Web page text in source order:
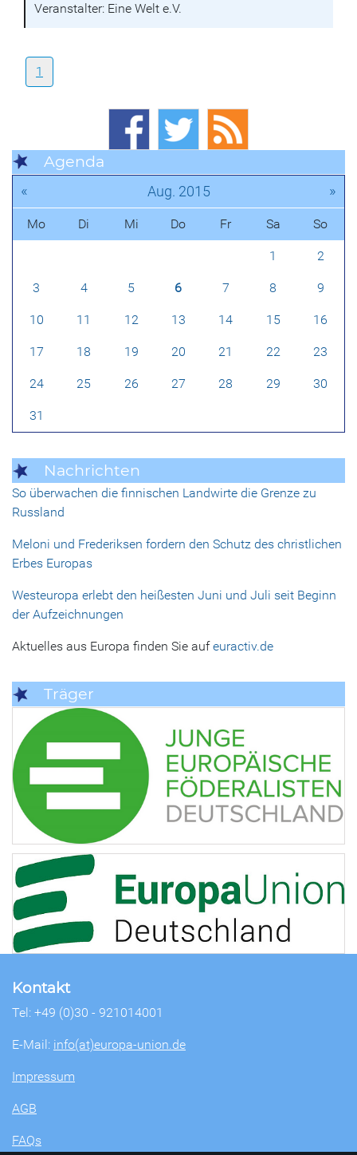
Veranstalter: Eine Welt e.V.
1
Agenda
« Aug. 2015 »
Mo Di Mi Do Fr Sa So
1 2
3 4 5 6 7 8 9
10 11 12 13 14 15 16
17 18 19 20 21 22 23
24 25 26 27 28 29 30
31
Nachrichten
So überwachen die finnischen Landwirte die Grenze zu
Russland
Meloni und Frederiksen fordern den Schutz des christlichen
Erbes Europas
Westeuropa erlebt den heißesten Juni und Juli seit Beginn
der Aufzeichnungen
Aktuelles aus Europa finden Sie aufeuractiv.de
Träger
Kontakt
Tel: +49 (0)30 - 921014001
E-Mail: info(at)europa-union.de
Impressum
AGB
FAQs